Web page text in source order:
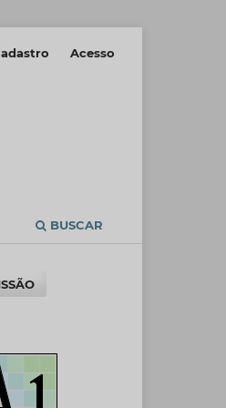
BUSCAR
Acesso